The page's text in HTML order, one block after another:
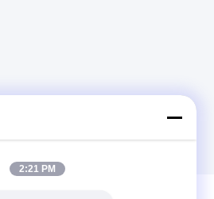
2:21 PM